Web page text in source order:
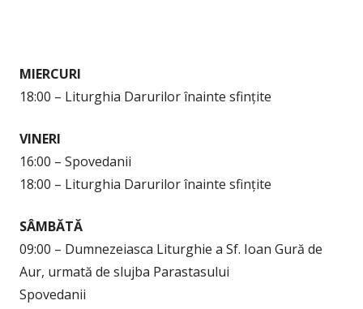
MIERCURI
18:00 – Liturghia Darurilor înainte sfințite
VINERI
16:00 – Spovedanii
18:00 – Liturghia Darurilor înainte sfințite
SÂMBĂTĂ
09:00 – Dumnezeiasca Liturghie a Sf. Ioan Gură de
Aur, urmată de slujba Parastasului
Spovedanii